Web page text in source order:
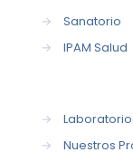
→
Sanatorio
→
IPAM Salud
→
→
Nuestros